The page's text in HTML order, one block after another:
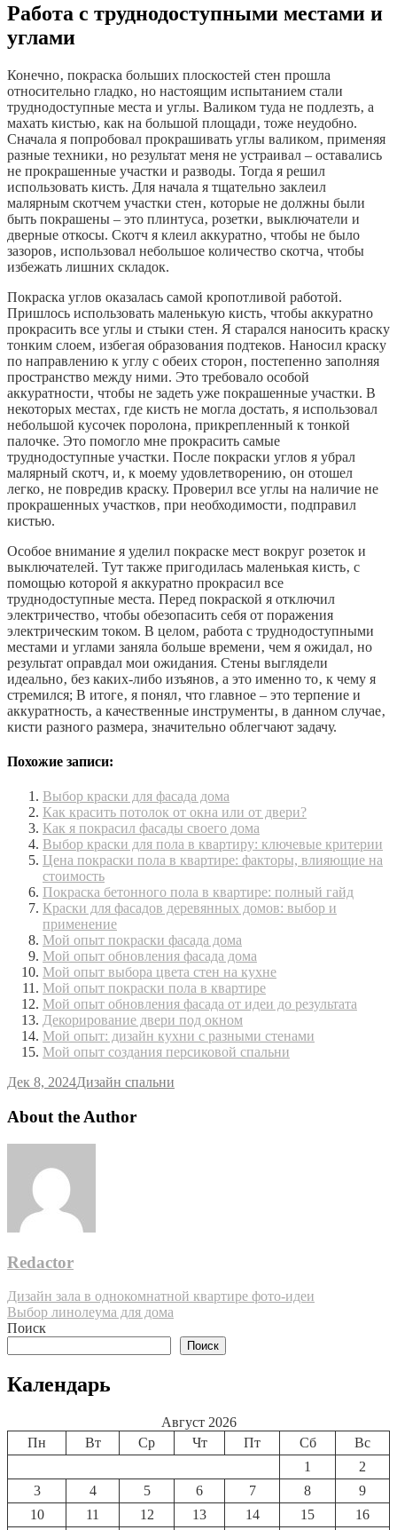
Работа с труднодоступными местами и
углами
Конечно‚ покраска больших плоскостей стен прошла
относительно гладко‚ но настоящим испытанием стали
труднодоступные места и углы. Валиком туда не подлезть‚ а
махать кистью‚ как на большой площади‚ тоже неудобно.
Сначала я попробовал прокрашивать углы валиком‚ применяя
разные техники‚ но результат меня не устраивал – оставались
не прокрашенные участки и разводы. Тогда я решил
использовать кисть. Для начала я тщательно заклеил
малярным скотчем участки стен‚ которые не должны были
быть покрашены – это плинтуса‚ розетки‚ выключатели и
дверные откосы. Скотч я клеил аккуратно‚ чтобы не было
зазоров‚ использовал небольшое количество скотча‚ чтобы
избежать лишних складок.
Покраска углов оказалась самой кропотливой работой.
Пришлось использовать маленькую кисть‚ чтобы аккуратно
прокрасить все углы и стыки стен. Я старался наносить краску
тонким слоем‚ избегая образования подтеков. Наносил краску
по направлению к углу с обеих сторон‚ постепенно заполняя
пространство между ними. Это требовало особой
аккуратности‚ чтобы не задеть уже покрашенные участки. В
некоторых местах‚ где кисть не могла достать‚ я использовал
небольшой кусочек поролона‚ прикрепленный к тонкой
палочке. Это помогло мне прокрасить самые
труднодоступные участки. После покраски углов я убрал
малярный скотч‚ и‚ к моему удовлетворению‚ он отошел
легко‚ не повредив краску. Проверил все углы на наличие не
прокрашенных участков‚ при необходимости‚ подправил
кистью.
Особое внимание я уделил покраске мест вокруг розеток и
выключателей. Тут также пригодилась маленькая кисть‚ с
помощью которой я аккуратно прокрасил все
труднодоступные места. Перед покраской я отключил
электричество‚ чтобы обезопасить себя от поражения
электрическим током. В целом‚ работа с труднодоступными
местами и углами заняла больше времени‚ чем я ожидал‚ но
результат оправдал мои ожидания. Стены выглядели
идеально‚ без каких-либо изъянов‚ а это именно то‚ к чему я
стремился; В итоге‚ я понял‚ что главное – это терпение и
аккуратность‚ а качественные инструменты‚ в данном случае‚
кисти разного размера‚ значительно облегчают задачу.
Похожие записи:
Выбор краски для фасада дома
Как красить потолок от окна или от двери?
Как я покрасил фасады своего дома
Выбор краски для пола в квартиру: ключевые критерии
Цена покраски пола в квартире: факторы, влияющие на
стоимость
Покраска бетонного пола в квартире: полный гайд
Краски для фасадов деревянных домов: выбор и
применение
Мой опыт покраски фасада дома
Мой опыт обновления фасада дома
Мой опыт выбора цвета стен на кухне
Мой опыт покраски пола в квартире
Мой опыт обновления фасада от идеи до результата
Декорирование двери под окном
Мой опыт: дизайн кухни с разными стенами
Мой опыт создания персиковой спальни
Дек 8, 2024Дизайн спальни
About the Author
Redactor
Навигация
по
Дизайн зала в однокомнатной квартире фото-идеи
Выбор линолеума для дома
Поиск
Поиск
Календарь
Август 2026
Пн
Вт Ср Чт Пт Сб
Вс
1
2
3
4 5 6 7 8
9
10
11 12 13 14 15 16